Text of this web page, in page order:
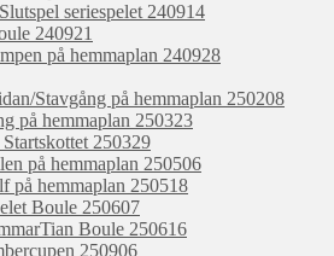
seriespelet 240914
240921
på hemmaplan 240928
Stavgång på hemmaplan 250208
på hemmaplan 250323
250329
på hemmaplan 250506
på hemmaplan 250518
Boule 250607
Boule 250616
250906